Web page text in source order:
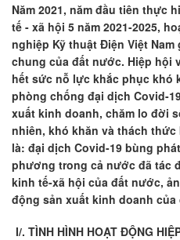
Năm 2021, năm đầu tiên thực
tế - xã hội 5 năm 2021-2025,
nghiệp Kỹ thuật Điện Việt
chung của đất nước. Hiệp hội
hết sức nỗ lực khắc phục khó
phòng chống đại dịch Covid-
xuất kinh doanh, chăm lo đời
nhiên, khó khăn và thách thức
là: đại dịch Covid-19 bùng
phương trong cả nước đã tác
kinh tế-xã hội của đất nước,
động sản xuất kinh doanh
I/. TÌNH HÌNH HOẠT ĐỘNG